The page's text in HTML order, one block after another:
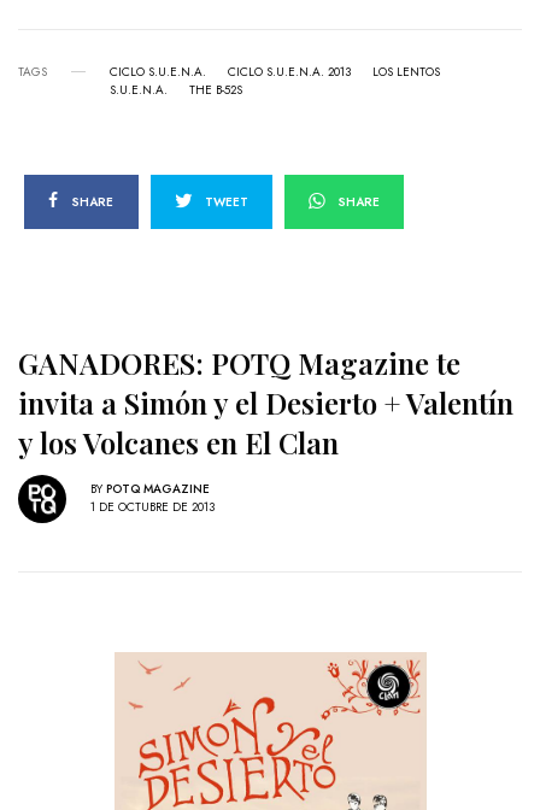
TAGS CICLO S.U.E.N.A. CICLO S.U.E.N.A. 2013
LOS LENTOS
S.U.E.N.A.
THE B-52S
SHARE TWEET SHARE
GANADORES: POTQ Magazine te
invita a Simón y el Desierto + Valentín
y los Volcanes en El Clan
BY POTQ MAGAZINE
1 DE OCTUBRE DE 2013